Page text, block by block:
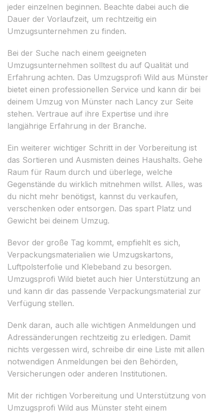
jeder einzelnen beginnen. Beachte dabei auch die
Dauer der Vorlaufzeit, um rechtzeitig ein
Umzugsunternehmen zu finden.
Bei der Suche nach einem geeigneten
Umzugsunternehmen solltest du auf Qualität und
Erfahrung achten. Das Umzugsprofi Wild aus Münster
bietet einen professionellen Service und kann dir bei
deinem Umzug von Münster nach Lancy zur Seite
stehen. Vertraue auf ihre Expertise und ihre
langjährige Erfahrung in der Branche.
Ein weiterer wichtiger Schritt in der Vorbereitung ist
das Sortieren und Ausmisten deines Haushalts. Gehe
Raum für Raum durch und überlege, welche
Gegenstände du wirklich mitnehmen willst. Alles, was
du nicht mehr benötigst, kannst du verkaufen,
verschenken oder entsorgen. Das spart Platz und
Gewicht bei deinem Umzug.
Bevor der große Tag kommt, empfiehlt es sich,
Verpackungsmaterialien wie Umzugskartons,
Luftpolsterfolie und Klebeband zu besorgen.
Umzugsprofi Wild bietet auch hier Unterstützung an
und kann dir das passende Verpackungsmaterial zur
Verfügung stellen.
Denk daran, auch alle wichtigen Anmeldungen und
Adressänderungen rechtzeitig zu erledigen. Damit
nichts vergessen wird, schreibe dir eine Liste mit allen
notwendigen Anmeldungen bei den Behörden,
Versicherungen oder anderen Institutionen.
Mit der richtigen Vorbereitung und Unterstützung von
Umzugsprofi Wild aus Münster steht einem